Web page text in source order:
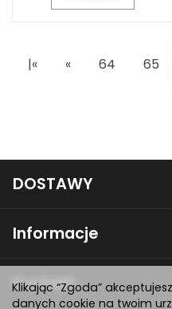
|« « 64 65
DOSTAWY
Informacje
Kontakt
Klikając “Zgoda”
danych cookie na twoim